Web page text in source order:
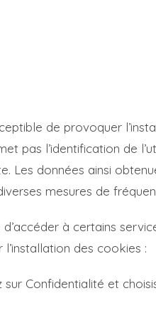
de provoquer
pas l’identification de
Les données ainsi
mesures de
à certains
des cookies :
Confidentialité et